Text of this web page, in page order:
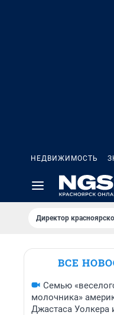
НЕДВИЖИМОСТЬ
Директор
ВСЕ
Семью
молочника»
Джастаса Уолкера